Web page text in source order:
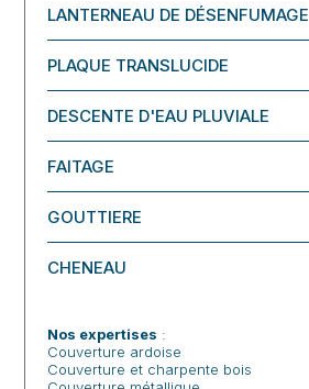
LANTERNEAU DE DÉSENFUMAGE
PLAQUE TRANSLUCIDE
DESCENTE D'EAU PLUVIALE
FAITAGE
GOUTTIERE
CHENEAU
Nos expertises :
Couverture ardoise
Couverture et charpente bois